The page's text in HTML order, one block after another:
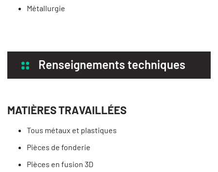
Métallurgie
Renseignements techniques
MATIÈRES TRAVAILLÉES
Tous métaux et plastiques
Pièces de fonderie
Pièces en fusion 3D